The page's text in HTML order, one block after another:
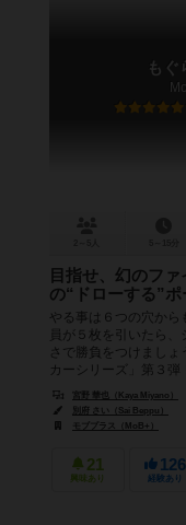
もぐ
目指せ、幻のフ
の“ドローする”ポ
やる事は６つの穴から
員が５枚を引いたら
さで勝負をつけまし
カーシリーズ」第３弾！
宮野 華也（Kaya Miyano）
別府 さい（Sai Beppu）
モブプラス（MoB+）
21
興味あり
126
経験あり